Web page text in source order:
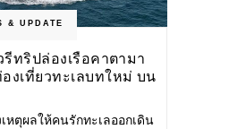
& UPDATE
รีทริปล่องเรือคาตามา
งเที่ยวทะเลบทใหม่ บน
หตุผลให้คนรักทะเลออกเดิน